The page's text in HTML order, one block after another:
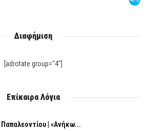
Διαφήμιση
[adrotate group="4"]
Επίκαιρα Λόγια
Παπαλεοντίου | «Ανήκω...